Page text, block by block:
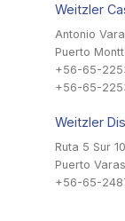
Weitzler
Antonio
Puerto Montt
+56-65-
+56-65-
Weitzler
Ruta 5 Sur
Puerto Varas
+56-65-